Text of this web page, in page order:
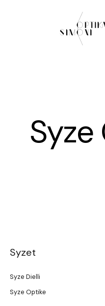
Syzet
Syze Dielli
Syze Optike